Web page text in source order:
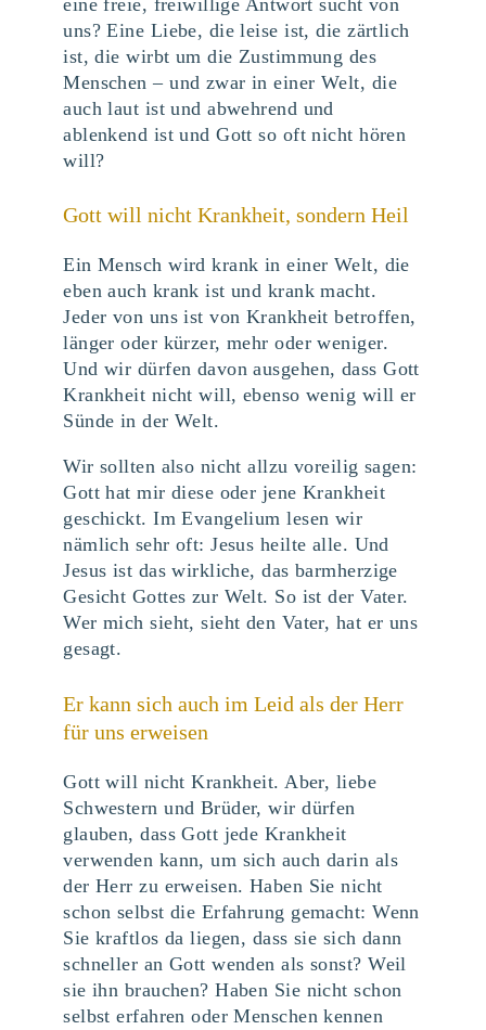
uns? Eine Liebe, die leise ist, die zärtlich
ist, die wirbt um die Zustimmung des
Menschen – und zwar in einer Welt, die
auch laut ist und abwehrend und
ablenkend ist und Gott so oft nicht hören
will?
Gott will nicht Krankheit, sondern Heil
Ein Mensch wird krank in einer Welt, die
eben auch krank ist und krank macht.
Jeder von uns ist von Krankheit betroffen,
länger oder kürzer, mehr oder weniger.
Und wir dürfen davon ausgehen, dass Gott
Krankheit nicht will, ebenso wenig will er
Sünde in der Welt.
Wir sollten also nicht allzu voreilig sagen:
Gott hat mir diese oder jene Krankheit
geschickt. Im Evangelium lesen wir
nämlich sehr oft: Jesus heilte alle. Und
Jesus ist das wirkliche, das barmherzige
Gesicht Gottes zur Welt. So ist der Vater.
Wer mich sieht, sieht den Vater, hat er uns
gesagt.
Er kann sich auch im Leid als der Herr
für uns erweisen
Gott will nicht Krankheit. Aber, liebe
Schwestern und Brüder, wir dürfen
glauben, dass Gott jede Krankheit
verwenden kann, um sich auch darin als
der Herr zu erweisen. Haben Sie nicht
schon selbst die Erfahrung gemacht: Wenn
Sie kraftlos da liegen, dass sie sich dann
schneller an Gott wenden als sonst? Weil
sie ihn brauchen? Haben Sie nicht schon
selbst erfahren oder Menschen kennen